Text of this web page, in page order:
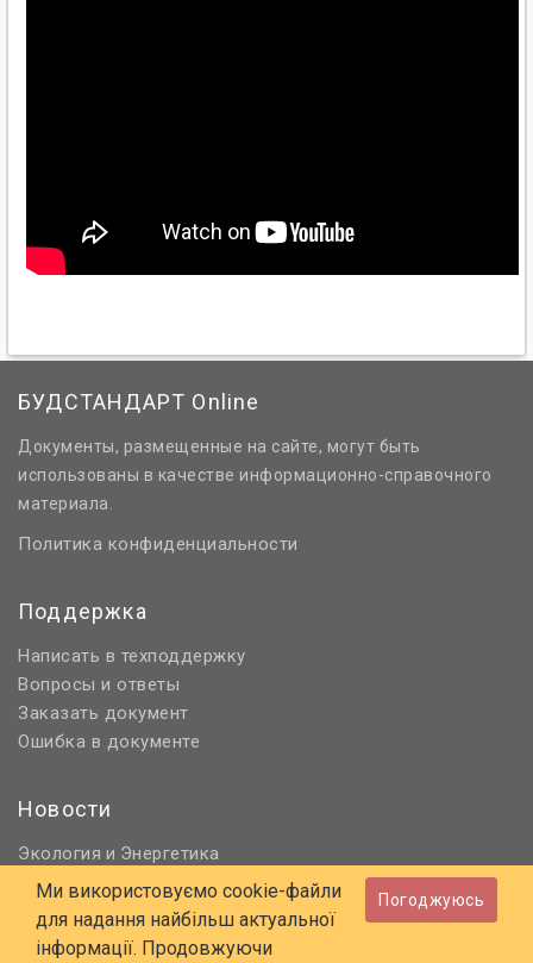
БУДСТАНДАРТ Online
Документы, размещенные на сайте, могут быть
использованы в качестве информационно-справочного
материала.
Политика конфиденциальности
Поддержка
Написать в техподдержку
Вопросы и ответы
Заказать документ
Ошибка в документе
Новости
Экология и Энергетика
Нормативное регулирование
Строительство и проектирование
Охрана труда и ПБ
Ми використовуємо cookie-файли
для надання найбільш актуальної
інформації. Продовжуючи
Погоджуюсь